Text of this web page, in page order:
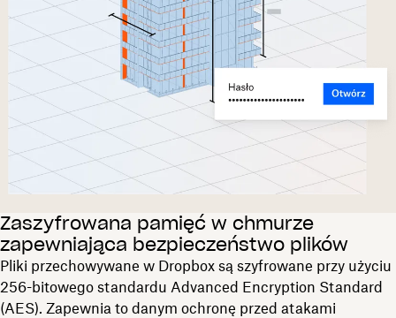
Zaszyfrowana pamięć w chmurze
zapewniająca bezpieczeństwo plików
Pliki przechowywane w Dropbox są szyfrowane przy użyciu
256-bitowego standardu Advanced Encryption Standard
(AES). Zapewnia to danym ochronę przed atakami